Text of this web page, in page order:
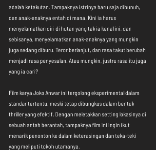
adalah ketakutan. Tampaknya istrinya baru saja dibunuh,
dan anak-anaknya entah di mana. Kini ia harus
menyelamatkan diri di hutan yang tak ia kenal ini, dan
sebisanya, menyelamatkan anak-anaknya yang mungkin
juga sedang diburu. Teror berlanjut, dan rasa takut berubah
menjadi rasa penyesalan. Atau mungkin, justru rasa itu juga
yang ia cari?
Film karya Joko Anwar ini tergolong eksperimental dalam
standar tertentu, meski tetap dibungkus dalam bentuk
thriller yang efektif. Dengan meletakkan setting lokasinya di
sebuah antah berantah, tampaknya film ini ingin ikut
menarik penonton ke dalam keterasingan dan teka-teki
yang meliputi tokoh utamanya.